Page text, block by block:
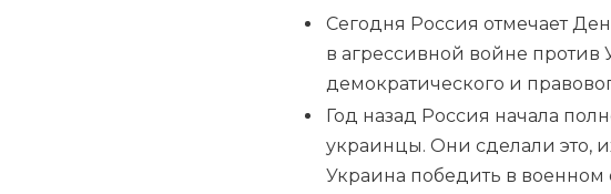
Сегодня Россия отмечает
в агрессивной войне
демократического и
Год назад Россия начала
украинцы. Они сделали это,
Украина победить в